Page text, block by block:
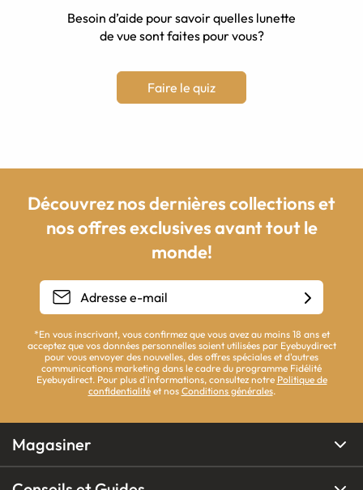
Besoin d’aide pour savoir quelles lunette
de vue sont faites pour vous?
Faire le quiz
Découvrez nos dernières collections et
nos offres exclusives avant tout le
monde!
*En vous inscrivant, vous confirmez que vous avez au moins 18 ans et
acceptez que vos données personnelles soient utilisées par Eyebuydirect
pour vous envoyer des nouvelles, des offres spéciales et d'autres
communications marketing dans le cadre du programme Fidélité
Eyebuydirect. Pour plus d'informations, consultez notre Politique de
confidentialitéet nos Conditions générales.
Magasiner